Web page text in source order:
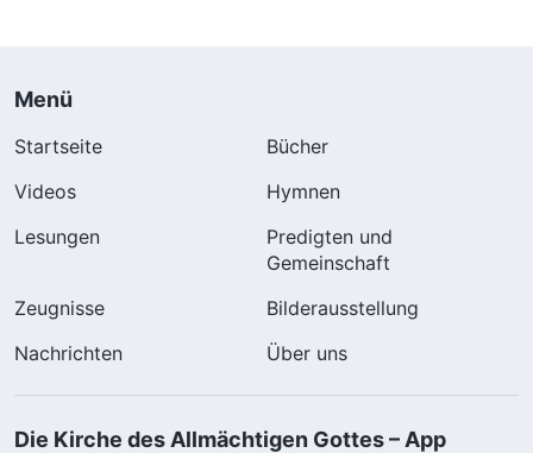
Menü
Startseite
Bücher
Videos
Hymnen
Lesungen
Predigten und
Gemeinschaft
Zeugnisse
Bilderausstellung
Nachrichten
Über uns
Die Kirche des Allmächtigen Gottes – App